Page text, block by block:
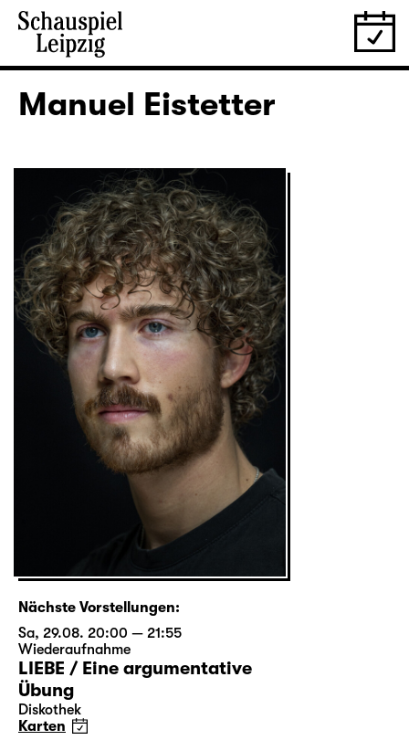
Manuel Eistetter
Nächste Vorstellungen:
Sa, 29.08. 20:00 — 21:55
Wiederaufnahme
LIEBE / Eine argumentative
Übung
Diskothek
Karten